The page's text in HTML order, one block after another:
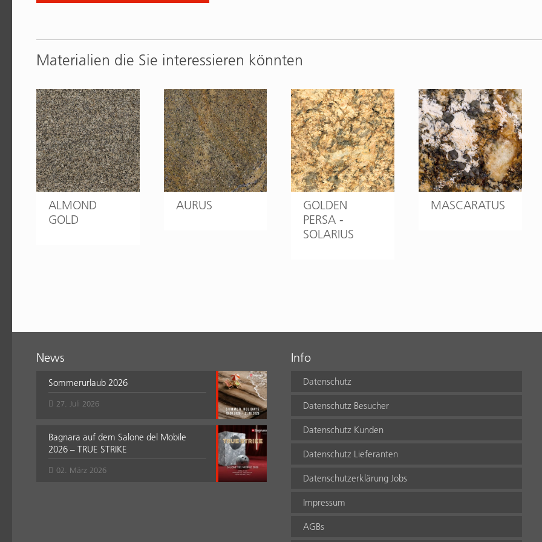
Materialien die Sie interessieren könnten
ALMOND
GOLD
AURUS
GOLDEN
PERSA -
SOLARIUS
MASCARATUS
News
Sommerurlaub 2026
27. Juli 2026
Bagnara auf dem Salone del Mobile
2026 – TRUE STRIKE
02. März 2026
Info
Datenschutz
Datenschutz Besucher
Datenschutz Kunden
Datenschutz Lieferanten
Datenschutzerklärung Jobs
Impressum
AGBs